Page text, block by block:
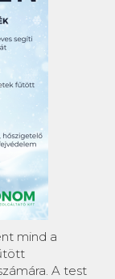
mind a
A test